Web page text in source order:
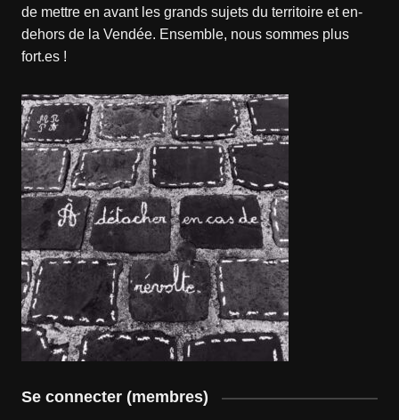
de mettre en avant les grands sujets du territoire et en-
dehors de la Vendée. Ensemble, nous sommes plus
fort.es !
Se connecter (membres)